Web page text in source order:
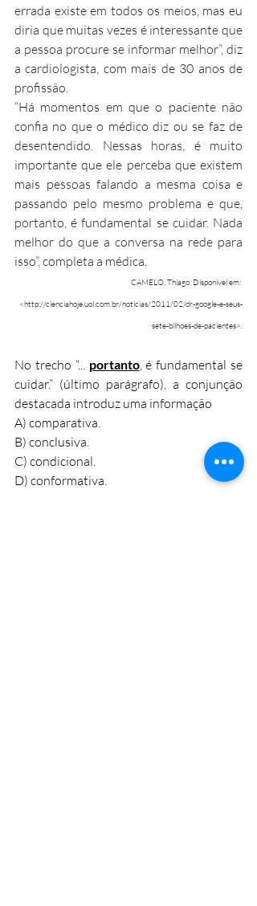
errada existe em todos os meios, mas eu
diria que muitas vezes é interessante que
a pessoa procure se informar melhor”, diz
a cardiologista, com mais de 30 anos de
profissão.
“Há momentos em que o paciente não
confia no que o médico diz ou se faz de
desentendido. Nessas horas, é muito
importante que ele perceba que existem
mais pessoas falando a mesma coisa e
passando pelo mesmo problema e que,
portanto, é fundamental se cuidar. Nada
melhor do que a conversa na rede para
isso”, completa a médica.
CAMELO, Thiago. Disponível em:
<http://cienciahoje.uol.com.br/noticias/2011/02/dr.-google-e-seus-
sete-bilhoes-de-pacientes>.
No trecho “... portanto, é fundamental se
cuidar.” (último parágrafo), a conjunção
destacada introduz uma informação
A) comparativa.
B) conclusiva.
C) condicional.
D) conformativa.